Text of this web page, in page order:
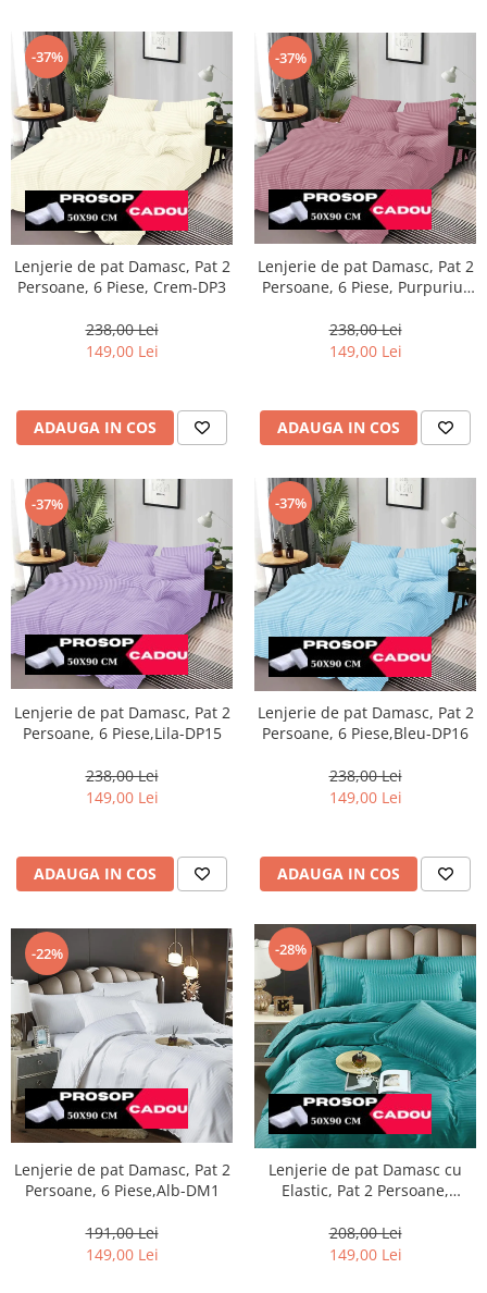
-37%
Lenjerie de pat Damasc, Pat 2
Persoane, 6 Piese, Crem-DP3
238,00 Lei
149,00 Lei
ADAUGA IN COS
-37%
Lenjerie de pat Damasc, Pat 2
Persoane, 6 Piese, Purpuriu-
238,00 Lei
149,00 Lei
ADAUGA IN COS
-37%
Lenjerie de pat Damasc, Pat 2
Persoane, 6 Piese,Lila-DP15
238,00 Lei
149,00 Lei
ADAUGA IN COS
-37%
Lenjerie de pat Damasc, Pat 2
Persoane, 6 Piese,Bleu-DP16
238,00 Lei
149,00 Lei
ADAUGA IN COS
-22%
Lenjerie de pat Damasc, Pat 2
Persoane, 6 Piese,Alb-DM1
191,00 Lei
149,00 Lei
-28%
Lenjerie de pat Damasc cu
Elastic, Pat 2 Persoane,
208,00 Lei
149,00 Lei